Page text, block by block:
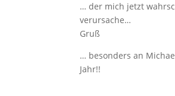
… der mich jetzt
verursache…
Gruß
… besonders an
Jahr!!